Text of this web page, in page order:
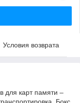
Условия возврата
для карт памяти –
Бокс